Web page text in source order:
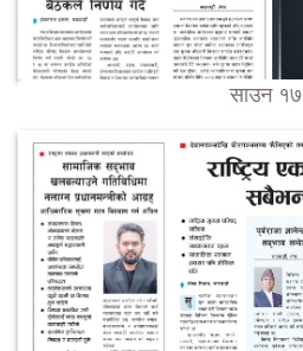
साउन १७